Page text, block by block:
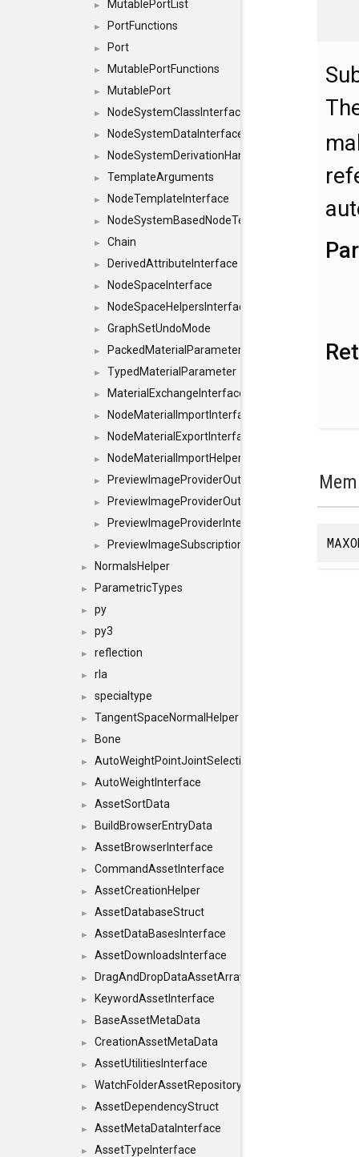
► MutablePortList
► PortFunctions
► Port
► MutablePortFunctions
► MutablePort
► NodeSystemClassInterface
► NodeSystemDataInterface
► NodeSystemDerivationHandlerInterface
► TemplateArguments
► NodeTemplateInterface
► NodeSystemBasedNodeTemplateInterface
► Chain
► DerivedAttributeInterface
► NodeSpaceInterface
► NodeSpaceHelpersInterface
► GraphSetUndoMode
► PackedMaterialParameter
► TypedMaterialParameter
► MaterialExchangeInterface
► NodeMaterialImportInterface
► NodeMaterialExportInterface
► NodeMaterialImportHelperInterface
► PreviewImageProviderOutputImage
► PreviewImageProviderOutput
► PreviewImageProviderInterface
► PreviewImageSubscriptionInterface
► NormalsHelper
► ParametricTypes
► py
► py3
► reflection
► rla
► specialtype
► TangentSpaceNormalHelper
► Bone
► AutoWeightPointJointSelections
► AutoWeightInterface
► AssetSortData
► BuildBrowserEntryData
► AssetBrowserInterface
► CommandAssetInterface
► AssetCreationHelper
► AssetDatabaseStruct
► AssetDataBasesInterface
► AssetDownloadsInterface
► DragAndDropDataAssetArray
► KeywordAssetInterface
► BaseAssetMetaData
► CreationAssetMetaData
► AssetUtilitiesInterface
► WatchFolderAssetRepositoryInterface
► AssetDependencyStruct
► AssetMetaDataInterface
► AssetTypeInterface